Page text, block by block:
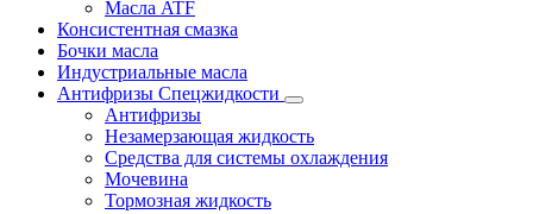
Масла ATF
Консистентная смазка
Бочки масла
Индустриальные масла
Антифризы Спецжидкости
Антифризы
Незамерзающая жидкость
Средства для системы охлаждения
Мочевина
Тормозная жидкость